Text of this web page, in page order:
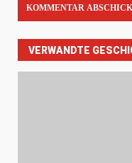
VERWANDTE